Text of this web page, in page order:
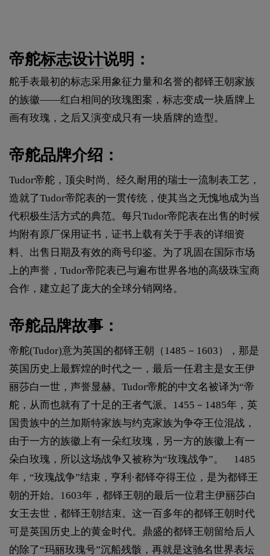
帝舵标志设计说明：
舵手表最初的标志采用象征力量和名誉的都铎王朝家族
的族徽——红白相间的玫瑰图案，标志变成一块盾牌上
画有玫瑰，之后又演变成只有一块盾牌的造型。
帝舵品牌介绍：
Tudor帝舵，顶尖时尚、经久耐用的瑞士一流制表工艺，
造就了Tudor帝陀表的一贯传统，使其当之无愧地成为当
代积极生活方式的典范。每只Tudor帝陀表在出售的时候
均附有原厂保用证书，证书上载有关于手表的详细资
料、出售日期及有效的商号印鉴。为了巩固在国际市场
上的声誉，Tudor帝陀表已与遍布世界各地的高级珠宝商
合作，建立起了庞大的全球分销网络。
帝舵品牌故事：
帝舵(Tudor)意为英国的都铎王朝（1485－1603），那是
英国历史上最辉煌的时代之一，最后一任君主是女王伊
丽莎白一世，声誉显赫。Tudor帝舵的中文名被译为“帝
舵，从而也就有了十足的王者气派。1455－1485年，英
国贵族中的兰加斯特家族与约克家族为争夺王位混战，
由于一方的族徽上有一朵红玫瑰，另一方的族徽上有一
朵白玫瑰，所以这场战争又被称为“玫瑰战争”。 1485
年，“玫瑰战争”结束，亨利·都铎夺得王位，是为都铎王
朝的开始。1603年，都铎王朝的最后一位君主伊丽莎白
女王去世，都铎王朝结束。这一百多年的都铎王朝时代
可是英国历史上的黄金时代。鼎盛的都铎王朝留给后人
的除了“玛丽玫瑰号”沉船残骸，再就是这驰名世界表坛